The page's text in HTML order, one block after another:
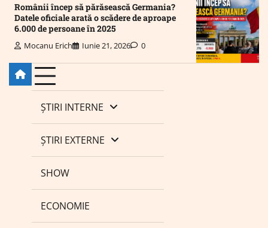
Românii încep să părăsească Germania?
Datele oficiale arată o scădere de aproape
6.000 de persoane în 2025
Mocanu Erich Iunie 21, 2026 0
ȘTIRI INTERNE
ȘTIRI EXTERNE
SHOW
ECONOMIE